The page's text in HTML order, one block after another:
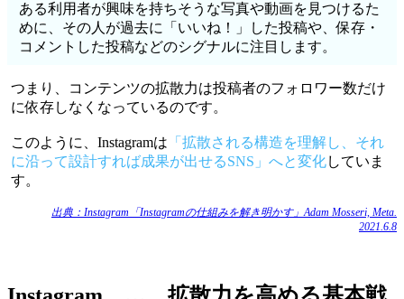
ある利用者が興味を持ちそうな写真や動画を見つけるた
めに、その人が過去に「いいね！」した投稿や、保存・
コメントした投稿などのシグナルに注目します。
つまり、コンテンツの拡散力は投稿者のフォロワー数だけ
に依存しなくなっているのです。
このように、Instagramは 「拡散される構造を理解し、それ
に沿って設計すれば成果が出せるSNS」へと変化していま
す。
出典：Instagram「Instagramの仕組みを解き明かす」Adam Mosseri, Meta.
2021.6.8